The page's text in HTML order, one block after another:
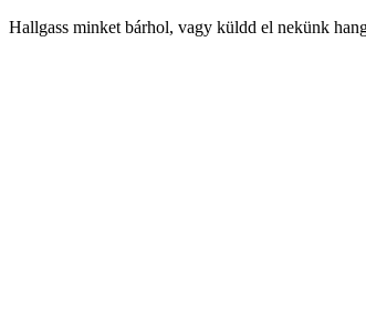
Hallgass minket bárhol, vagy küldd el nekünk